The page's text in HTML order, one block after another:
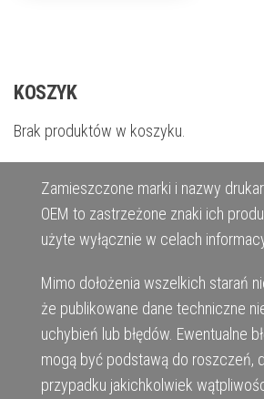
KOSZYK
Brak produktów w koszyku.
Zamieszczone marki i nazwy
OEM to zastrzeżone znaki ich
użyte wyłącznie w celach
Mimo dołożenia wszelkich starań
że publikowane dane techniczne
uchybień lub błędów. Ewentualne
mogą być podstawą do roszczeń,
przypadku jakichkolwiek